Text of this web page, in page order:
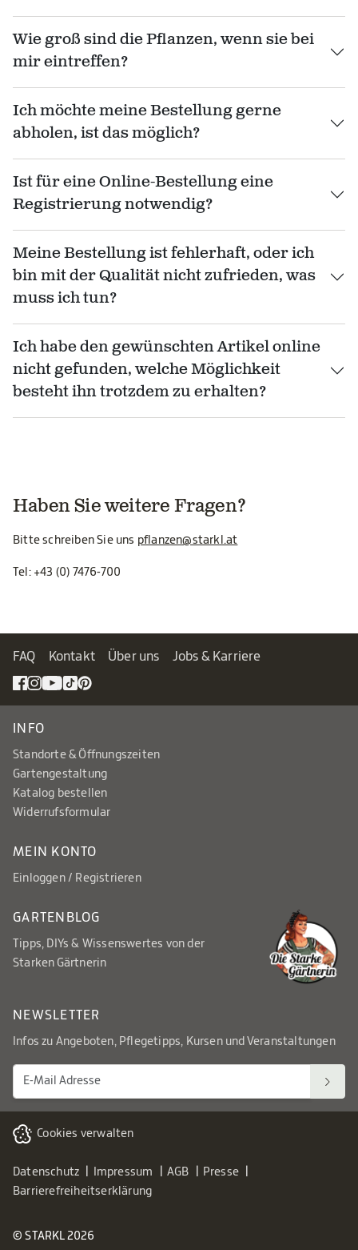
Wie groß sind die Pflanzen, wenn sie bei
mir eintreffen?
Ich möchte meine Bestellung gerne
abholen, ist das möglich?
Ist für eine Online-Bestellung eine
Registrierung notwendig?
Meine Bestellung ist fehlerhaft, oder ich
bin mit der Qualität nicht zufrieden, was
muss ich tun?
Ich habe den gewünschten Artikel online
nicht gefunden, welche Möglichkeit
besteht ihn trotzdem zu erhalten?
Haben Sie weitere Fragen?
Bitte schreiben Sie uns pflanzen@starkl.at
Tel: +43 (0) 7476-700
FAQ Kontakt Über uns Jobs & Karriere
INFO
Standorte & Öffnungszeiten
Gartengestaltung
Katalog bestellen
Widerrufsformular
MEIN KONTO
Einloggen / Registrieren
GARTENBLOG
Tipps, DIYs & Wissenswertes von der
Starken Gärtnerin
NEWSLETTER
Infos zu Angeboten, Pflegetipps, Kursen und Veranstaltungen
Cookies verwalten
Datenschutz Impressum AGB
Presse
Barrierefreiheitserklärung
© STARKL 2026